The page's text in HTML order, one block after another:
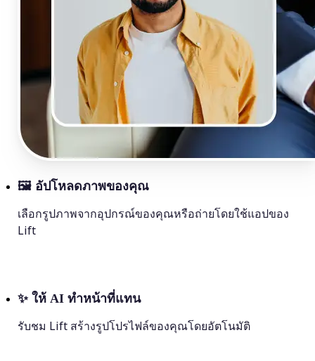
🖼 อัปโหลดภาพของคุณ
เลือกรูปภาพจากอุปกรณ์ของคุณหรือถ่ายโดยใช้แอปของ
Lift
✨ ให้ AI ทำหน้าที่แทน
รับชม Lift สร้างรูปโปรไฟล์ของคุณโดยอัตโนมัติ